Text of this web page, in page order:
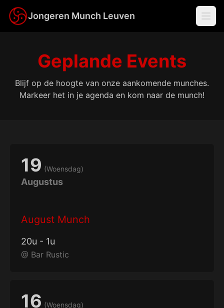
Jongeren Munch Leuven
Geplande Events
Blijf op de hoogte van onze aankomende munches.
Markeer het in je agenda en kom naar de munch!
19 (Woensdag)
Augustus
August Munch
20u - 1u
@ Bar Rustic
16 (Woensdag)